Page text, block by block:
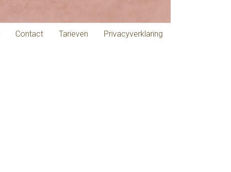
Contact Tarieven Privacyverklaring